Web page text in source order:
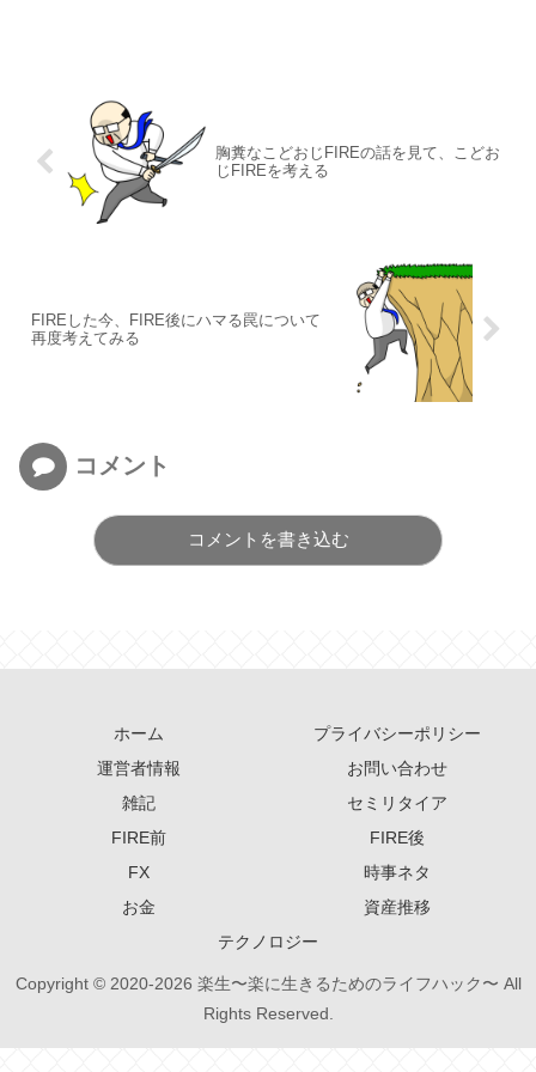
胸糞なこどおじFIREの話を見て、こどお
じFIREを考える
FIREした今、FIRE後にハマる罠について
再度考えてみる
コメント
コメントを書き込む
ホーム
プライバシーポリシー
運営者情報
お問い合わせ
雑記
セミリタイア
FIRE前
FIRE後
FX
時事ネタ
お金
資産推移
テクノロジー
Copyright © 2020-2026 楽生〜楽に生きるためのライフハック〜 All
Rights Reserved.